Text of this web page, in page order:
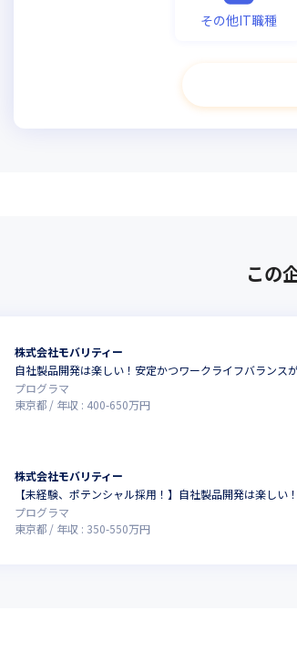
その他IT職種
この
株式会社モバリティー
自社製品開発は楽しい！安定かつワークライフバランス
プログラマ
東京都
年収 : 400-650万円
株式会社モバリティー
【未経験、ポテンシャル採用！】自社製品開発は楽し
プログラマ
東京都
年収 : 350-550万円